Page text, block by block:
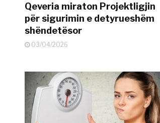
Qeveria miraton Projektligjin
për sigurimin e detyrueshëm
shëndetësor
03/04/2026